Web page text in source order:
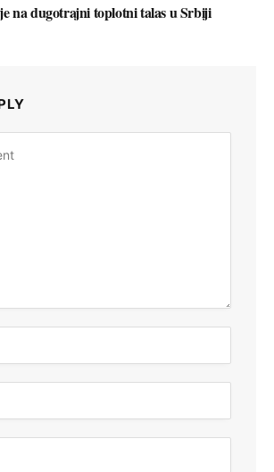
na dugotrajni toplotni talas u Srbiji